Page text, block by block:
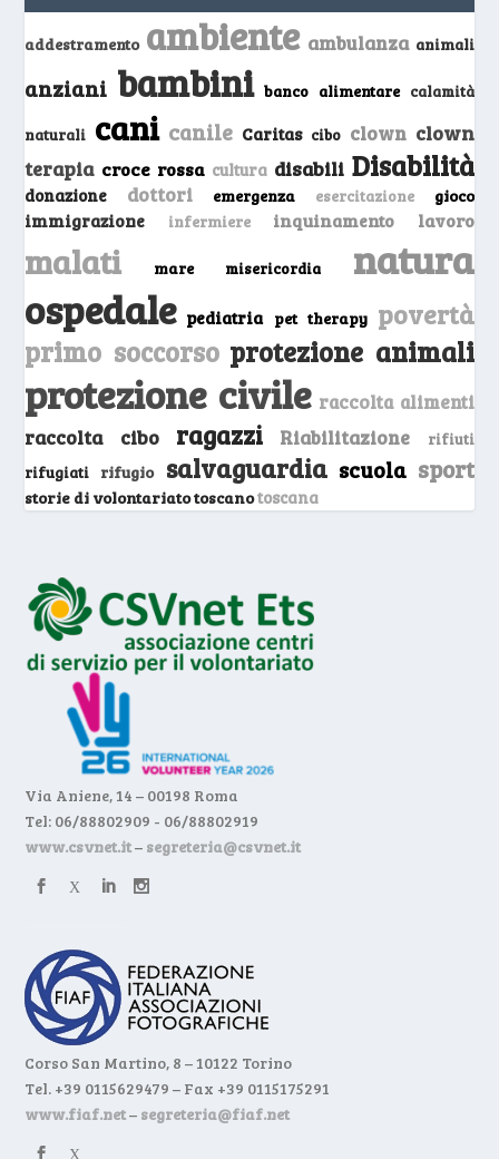
addestramento ambiente ambulanza animali
anziani bambini banco alimentare calamità
naturali cani canile Caritas cibo clown clown
terapia croce rossa cultura disabili Disabilità
donazione dottori emergenza esercitazione gioco
immigrazione infermiere inquinamento lavoro
malati mare misericordia natura
ospedale pediatria pet therapy povertà
primo soccorso protezione animali
protezione civile raccolta alimenti
raccolta cibo ragazzi Riabilitazione
rifiuti
rifugiati
rifugio salvaguardia scuola sport
storie di volontariato toscanotoscana
Via Aniene, 14 – 00198 Roma
Tel: 06/88802909 - 06/88802919
www.csvnet.it– segreteria@csvnet.it
Corso San Martino, 8 – 10122 Torino
Tel. +39 0115629479 – Fax +39 0115175291
www.fiaf.net– segreteria@fiaf.net